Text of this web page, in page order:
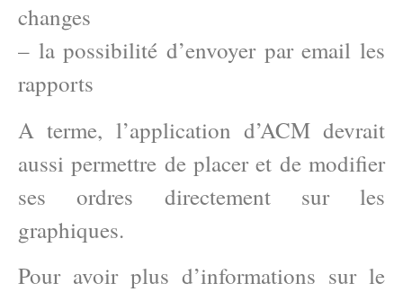
changes
– la possibilité d’envoyer par email les
rapports
A terme, l’application d’ACM devrait
aussi permettre de placer et de modifier
ses ordres directement sur les
graphiques.
Pour avoir plus d’informations sur le